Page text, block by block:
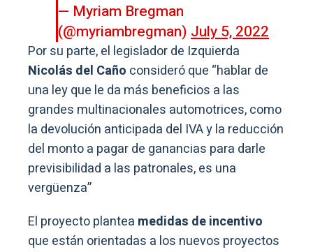
— Myriam Bregman
(@myriambregman)July 5, 2022
Por su parte, el legislador de Izquierda
Nicolás del Caño consideró que “hablar de
una ley que le da más beneficios a las
grandes multinacionales automotrices, como
la devolución anticipada del IVA y la reducción
del monto a pagar de ganancias para darle
previsibilidad a las patronales, es una
vergüenza”
El proyecto plantea medidas de incentivo
que están orientadas a los nuevos proyectos